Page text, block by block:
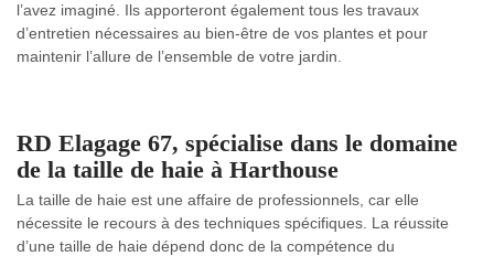
l’avez imaginé. Ils apporteront également tous les travaux
d’entretien nécessaires au bien-être de vos plantes et pour
maintenir l’allure de l’ensemble de votre jardin.
RD Elagage 67, spécialise dans le domaine
de la taille de haie à Harthouse
La taille de haie est une affaire de professionnels, car elle
nécessite le recours à des techniques spécifiques. La réussite
d’une taille de haie dépend donc de la compétence du